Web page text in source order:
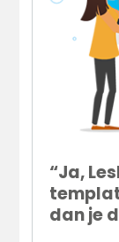
“Ja,
dan je